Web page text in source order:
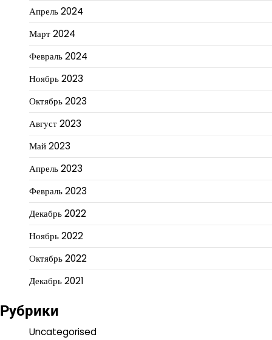
Апрель 2024
Март 2024
Февраль 2024
Ноябрь 2023
Октябрь 2023
Август 2023
Май 2023
Апрель 2023
Февраль 2023
Декабрь 2022
Ноябрь 2022
Октябрь 2022
Декабрь 2021
Рубрики
Uncategorised